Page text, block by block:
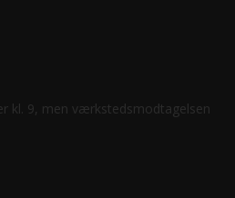
kl. 9, men værkstedsmodtagelsen